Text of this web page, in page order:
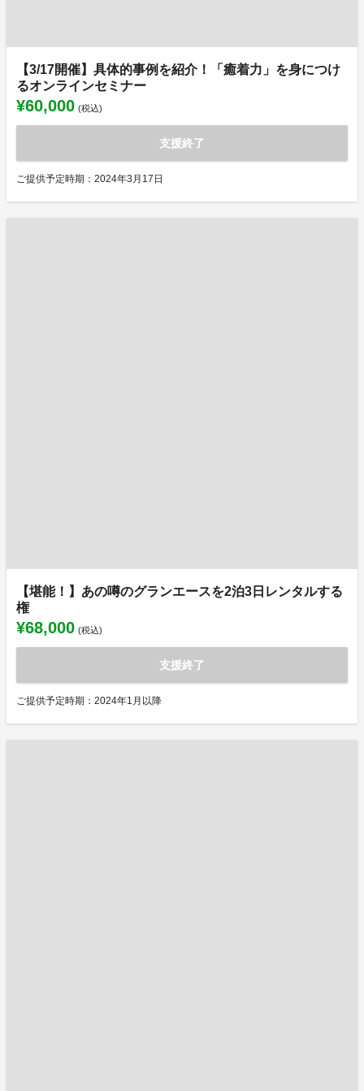
【3/17開催】具体的事例を紹介！「癒着力」を身につけ
るオンラインセミナー
¥60,000 (税込)
支援終了
ご提供予定時期：2024年3月17日
【堪能！】あの噂のグランエースを2泊3日レンタルする
権
¥68,000 (税込)
支援終了
ご提供予定時期：2024年1月以降